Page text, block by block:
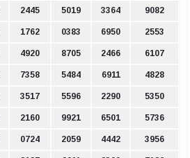
2445 5019 3364 9082
1762 0383 6950 2553
4920 8705 2466 6107
7358 5484 6911 4828
3517 5596 2290 5350
2160 9921 6501 5736
0724 2059 4442 3956